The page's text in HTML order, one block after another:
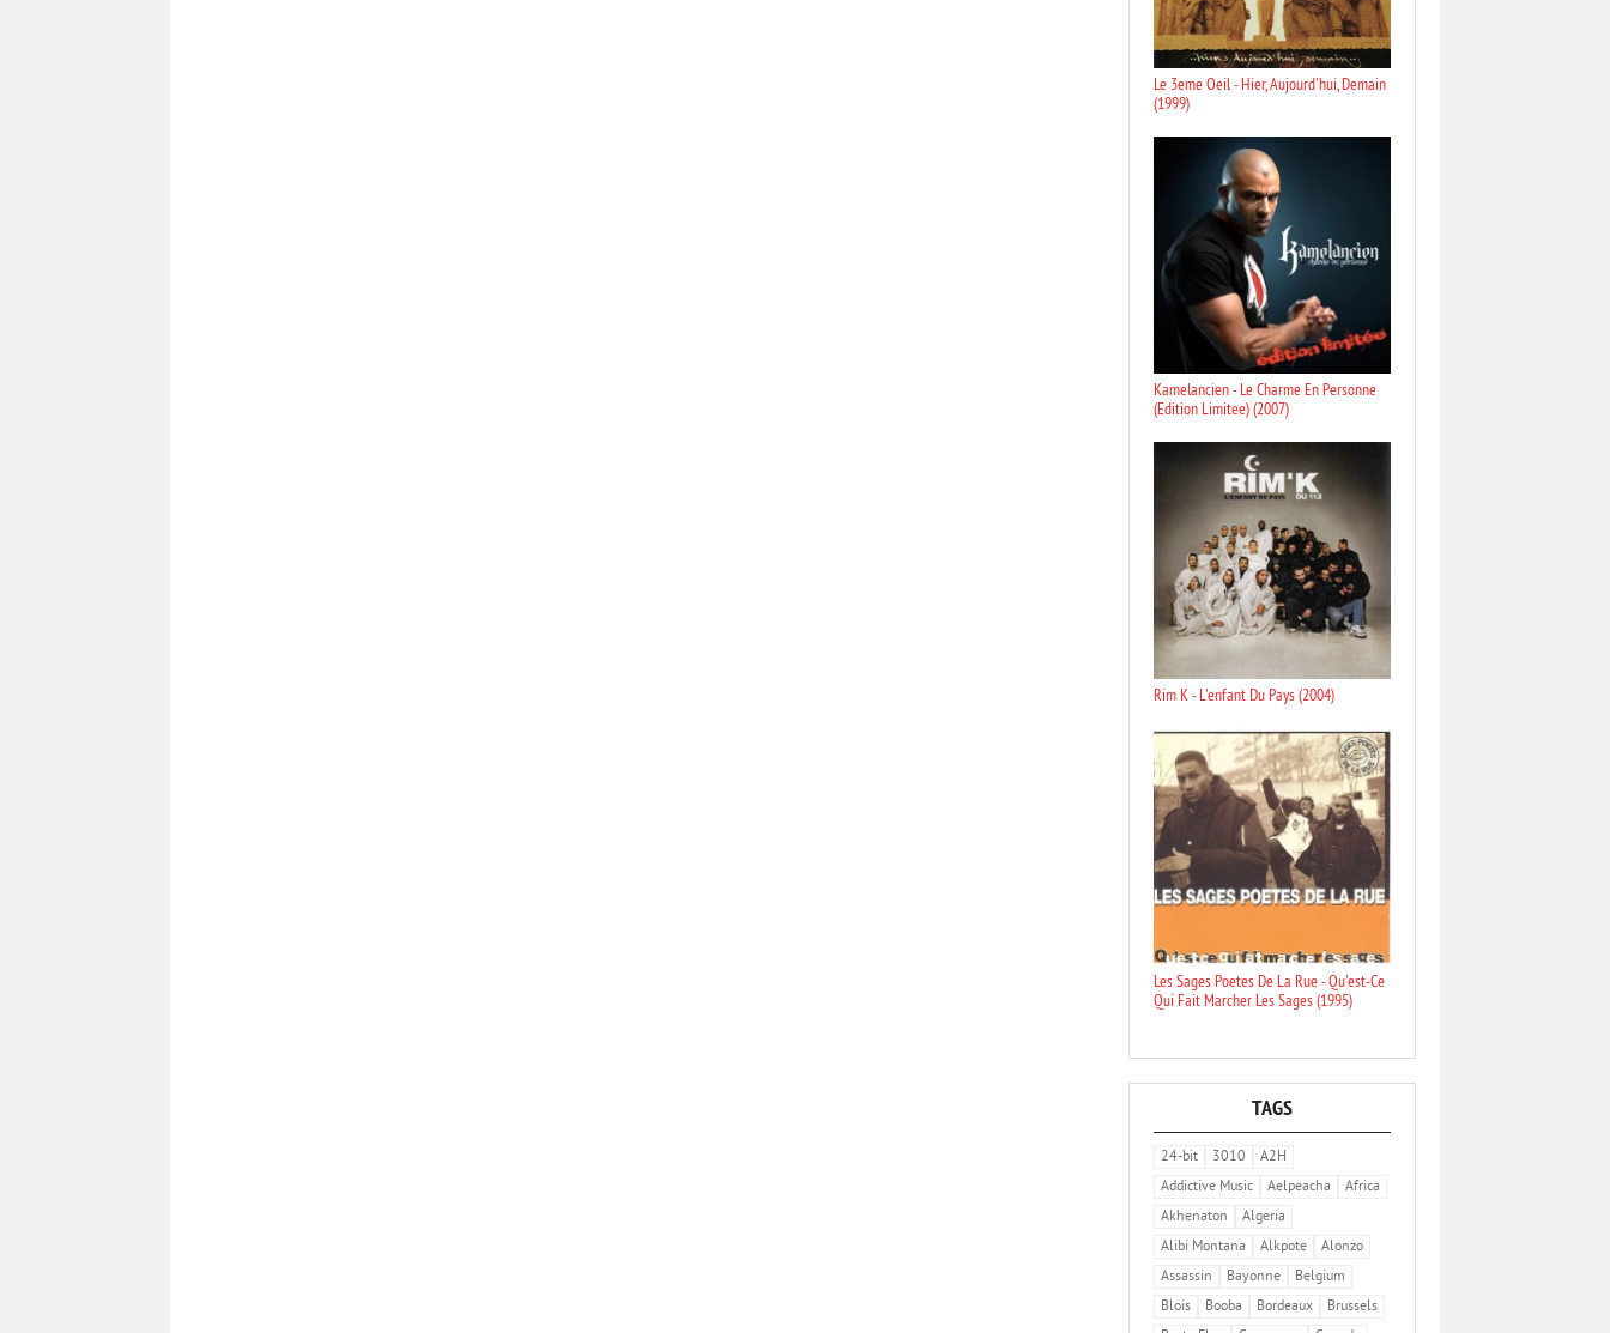
Le 3eme Oeil - Hier, Aujourd'hui, Demain
(1999)
Kamelancien - Le Charme En Personne
(Edition Limitee) (2007)
Rim K - L'enfant Du Pays (2004)
Les Sages Poetes De La Rue - Qu'est-Ce
Qui Fait Marcher Les Sages (1995)
TAGS
24-bit 3010
A2H
Addictive Music
Aelpeacha
Africa
Akhenaton
Algeria
Alibi Montana
Alkpote
Alonzo
Assassin
Bayonne
Belgium
Blois
Booba Bordeaux
Brussels